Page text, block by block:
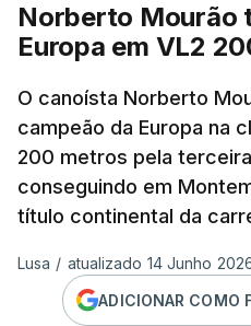
Norberto Mourão
Europa em VL2
O canoísta Norberto
campeão da Europa na
200 metros pela
conseguindo em
título continental da
Lusa / atualizado 14 Junho
ADICIONAR COMO